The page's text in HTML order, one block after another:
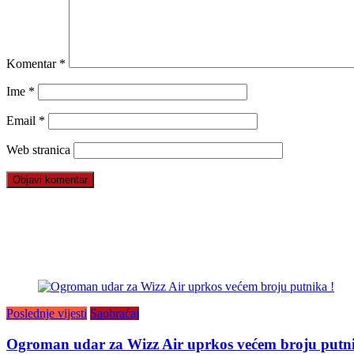
Komentar *
Ime *
Email *
Web stranica
Poslednje vijesti Saobraćaj
Ogroman udar za Wizz Air uprkos većem broju